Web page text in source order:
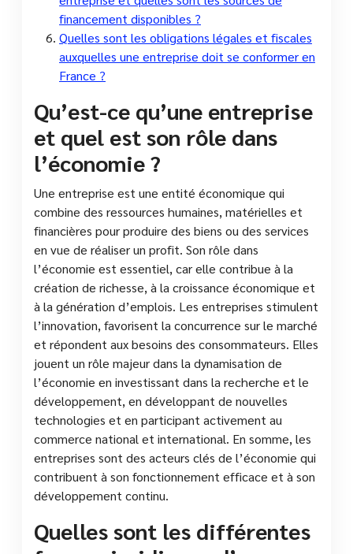
financement disponibles ?
Quelles sont les obligations légales et fiscales
auxquelles une entreprise doit se conformer en
France ?
Qu’est-ce qu’une entreprise
et quel est son rôle dans
l’économie ?
Une entreprise est une entité économique qui
combine des ressources humaines, matérielles et
financières pour produire des biens ou des services
en vue de réaliser un profit. Son rôle dans
l’économie est essentiel, car elle contribue à la
création de richesse, à la croissance économique et
à la génération d’emplois. Les entreprises stimulent
l’innovation, favorisent la concurrence sur le marché
et répondent aux besoins des consommateurs. Elles
jouent un rôle majeur dans la dynamisation de
l’économie en investissant dans la recherche et le
développement, en développant de nouvelles
technologies et en participant activement au
commerce national et international. En somme, les
entreprises sont des acteurs clés de l’économie qui
contribuent à son fonctionnement efficace et à son
développement continu.
Quelles sont les différentes